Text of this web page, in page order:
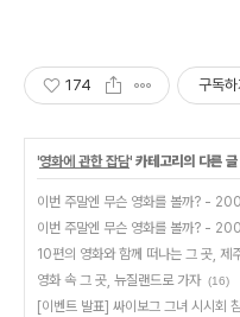
174 구독하
'영화에 관한 잡담' 카테고리의 다른 글
이번 주말엔 무슨 영화를 볼까? -
이번 주말엔 무슨 영화를 볼까? -
10편의 영화와 함께 떠나는 그 곳, 제
영화 속 그 곳, 뉴질랜드로 가자 (16)
[이벤트 발표] 싸이보그 그녀 시시회